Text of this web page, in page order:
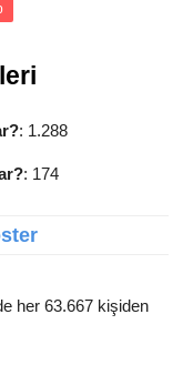
: 1.288
: 174
her 63.667 kişiden